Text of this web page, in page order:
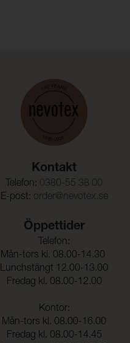
Kontakt
Telefon: 0380-55 38 00
E-post: order@nevotex.se
Öppettider
Telefon:
Mån-tors kl. 08.00-14.30
Lunchstängt 12.00-13.00
Fredag kl. 08.00-12.00
Kontor:
Mån-tors kl. 08.00-16.00
Fredag kl. 08.00-14.45